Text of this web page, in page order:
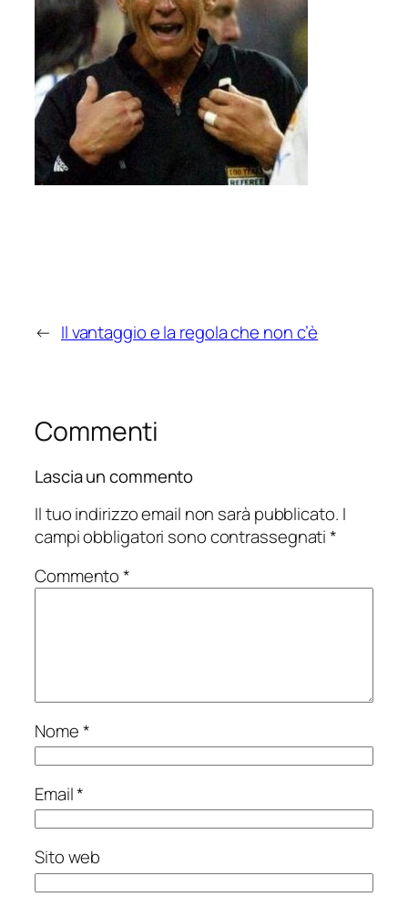
← Il vantaggio e la regola che non c’è
Commenti
Lascia un commento
Il tuo indirizzo email non sarà pubblicato. I
campi obbligatori sono contrassegnati*
Commento*
Nome*
Email*
Sito web